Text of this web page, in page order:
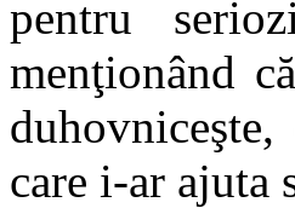
pentru
menţionând
care i-ar ajuta